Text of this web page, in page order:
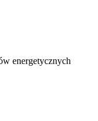
energetycznych